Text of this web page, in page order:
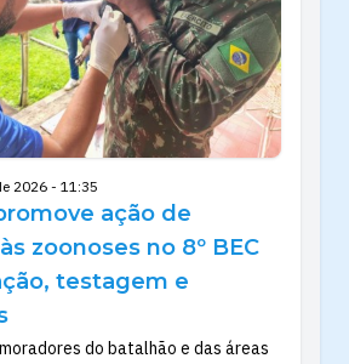
2026 - 11:35
ação de
zoonoses no 8º BEC
testagem e
do batalhão e das áreas